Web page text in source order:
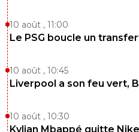
10 août , 11:00
Le PSG boucle un
10 août , 10:45
Liverpool a son feu vert,
10 août , 10:30
Kylian Mbappé quitte